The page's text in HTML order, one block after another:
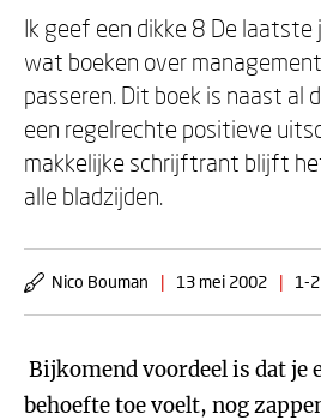
Ik geef een dikke 8 De laatste
wat boeken over
passeren. Dit boek is naast al
een regelrechte positieve
makkelijke schrijftrant blijft
alle bladzijden.
Nico Bouman | 13 mei 2002 | 1-
Bijkomend voordeel is dat je
behoefte toe voelt, nog